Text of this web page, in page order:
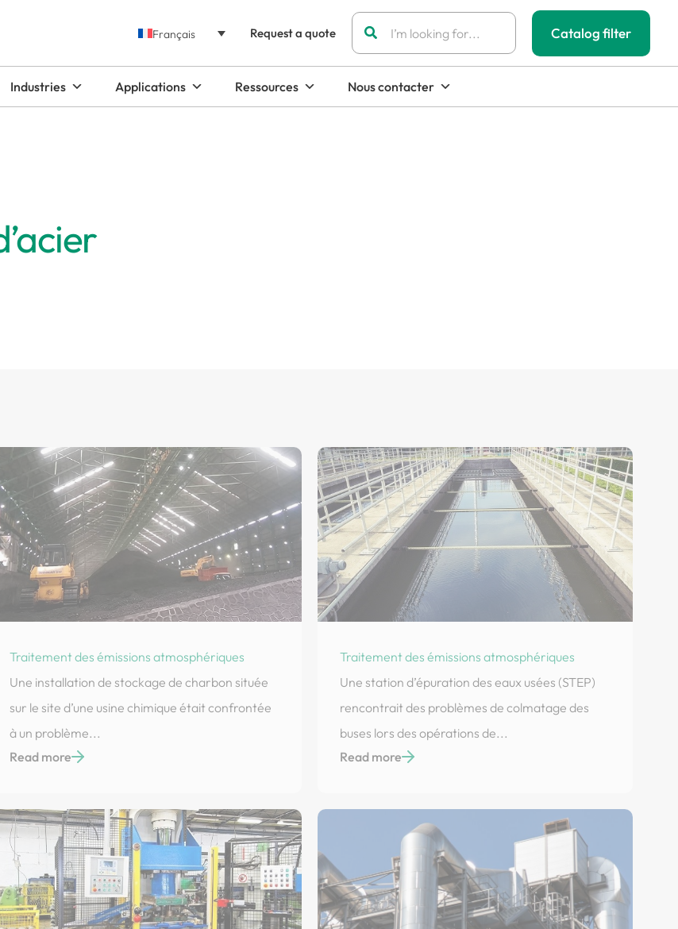
Français Request a quote
Rechercher:
Catalog filter
Industries Applications Ressources Nous contacter
Traitement des émissions atmosphériques
Une installation de stockage de charbon située
sur le site d’une usine chimique était confrontée
à un problème...
Read more
Traitement des émissions atmosphériques
Une station d’épuration des eaux usées (STEP)
rencontrait des problèmes de colmatage des
buses lors des opérations de...
Read more